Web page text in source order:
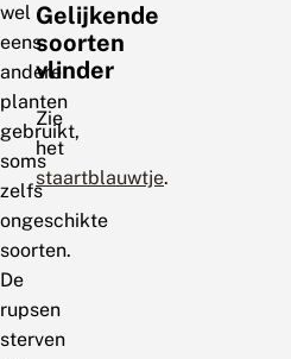
wel
eens
andere
planten
gebruikt,
soms
zelfs
ongeschikte
soorten.
De
rupsen
sterven
Gelijkende
soorten
vlinder
Zie
het
staartblauwtje.